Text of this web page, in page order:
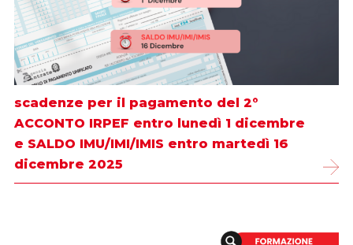
scadenze per il pagamento del 2°
ACCONTO IRPEF entro lunedì 1 dicembre
e SALDO IMU/IMI/IMIS entro martedì 16
dicembre 2025